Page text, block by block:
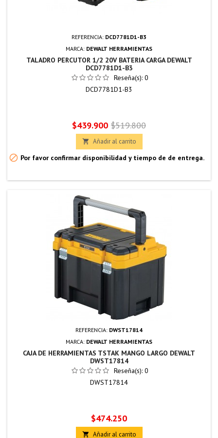
REFERENCIA: DCD7781D1-B3
MARCA: DEWALT HERRAMIENTAS
TALADRO PERCUTOR 1/2 20V BATERIA CARGA DEWALT
DCD7781D1-B3
Reseña(s): 0
DCD7781D1-B3
Precio
$439.900 Precio
base
$519.800
 Añadir al carrito
 Por favor confirmar disponibilidad y tiempo de de entrega.
REFERENCIA: DWST17814
MARCA: DEWALT HERRAMIENTAS
CAJA DE HERRAMIENTAS TSTAK MANGO LARGO DEWALT
DWST17814
Reseña(s): 0
DWST17814
Precio
$474.250
 Añadir al carrito